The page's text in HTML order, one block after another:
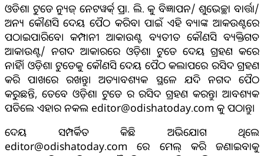
ଓଡିଶା ଟୁଡେ ନ୍ୟୁଜ୍ ନେଟୱର୍କ୍ ପ୍ରା. ଲି. କୁ ବିଜ୍ଞାପନ/ ଶୁଭେଚ୍ଛା ବାର୍ତ୍ତା/
ଅନ୍ୟ କୌଣସି ଦେୟ ପୈଠ କରିବା ପାଇଁ ଏହି ବ୍ୟାଙ୍କ ଆକଉଣ୍ଟରେ
ପଠାଇପାରିବେ। କମ୍ପାନୀ ଆକାଉଣ୍ଟ ବ୍ୟତୀତ କୌଣସି ବ୍ୟକ୍ତିଗତ
ଆକାଉଣ୍ଟ/ ନଗଦ ଆକାରରେ ଓଡ଼ିଶା ଟୁଡେ ଦେୟ ଗ୍ରହଣ କରେ
ନାହିଁ। ଓଡ଼ିଶା ଟୁଡେକୁ କୌଣସି ଦେୟ ପୈଠ କଲାପରେ ରସିଦ ଗ୍ରହଣ
କରି ପାଖରେ ରଖନ୍ତୁ। ଅତ୍ୟାବଶ୍ୟକ ସ୍ଥଳେ ଯଦି ନଗଦ ପୈଠ
କରୁଛନ୍ତି, ତେବେ ଓଡ଼ିଶା ଟୁଡେ ର ରସିଦ ଗ୍ରହଣ କରନ୍ତୁ। ଆବଶ୍ୟକ
ପଡିଲେ ଏହାର ନକଲ editor@odishatoday.com କୁ ପଠାନ୍ତୁ।
ଦେୟ ସମ୍ପର୍କିତ କିଛି ଅଭିଯୋଗ ଥିଲେ
editor@odishatoday.com ରେ ମେଲ୍ କରି ଜଣାଇବାକୁ